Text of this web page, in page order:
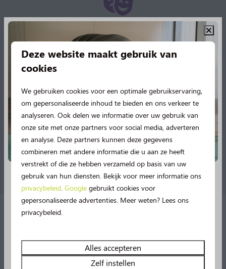
Bieb met spelletjes
Gezellig Bospaviljoen
Nieuw in 2026!
Vanaf deze zomer beleef je nog meer vakantieplezier
zwembad, onze nieuwe49m langewaterglijbaan
én een spetterbadzijn vanaf nu geopend!
Deze website maakt gebruik van
cookies
We gebruiken cookies voor een optimale gebruikservaring,
om gepersonaliseerde inhoud te bieden en ons verkeer te
analyseren. Ook delen we informatie over uw gebruik van
onze site met onze partners voor social media, adverteren
en analyse. Deze partners kunnen deze gegevens
combineren met andere informatie die u aan ze heeft
verstrekt of die ze hebben verzameld op basis van uw
gebruik van hun diensten. Bekijk voor meer informatie ons
privacybeleid.Google gebruikt cookies voor
gepersonaliseerde advertenties. Meer weten? Lees ons
privacybeleid.
Alles accepteren
Zelf instellen